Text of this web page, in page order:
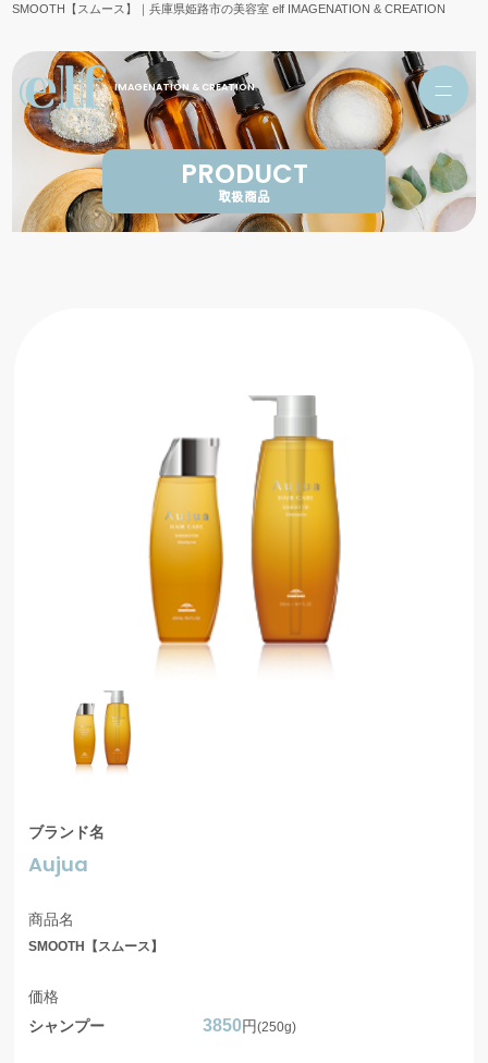
SMOOTH【スムース】｜兵庫県姫路市の美容室 elf IMAGENATION & CREATION
IMAGENATION & CREATION
PRODUCT
取扱商品
ブランド名
Aujua
商品名
SMOOTH【スムース】
価格
シャンプー
3850円(250g)